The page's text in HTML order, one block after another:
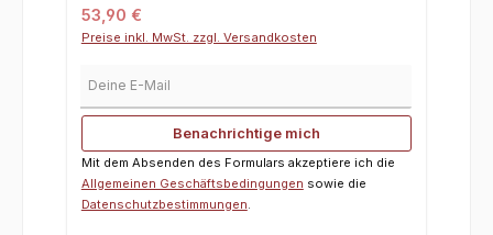
Regulärer Preis:
53,90 €
Preise inkl. MwSt. zzgl. Versandkosten
Benachrichtige mich
Mit dem Absenden des Formulars akzeptiere ich die
Allgemeinen Geschäftsbedingungen sowie die
Datenschutzbestimmungen.